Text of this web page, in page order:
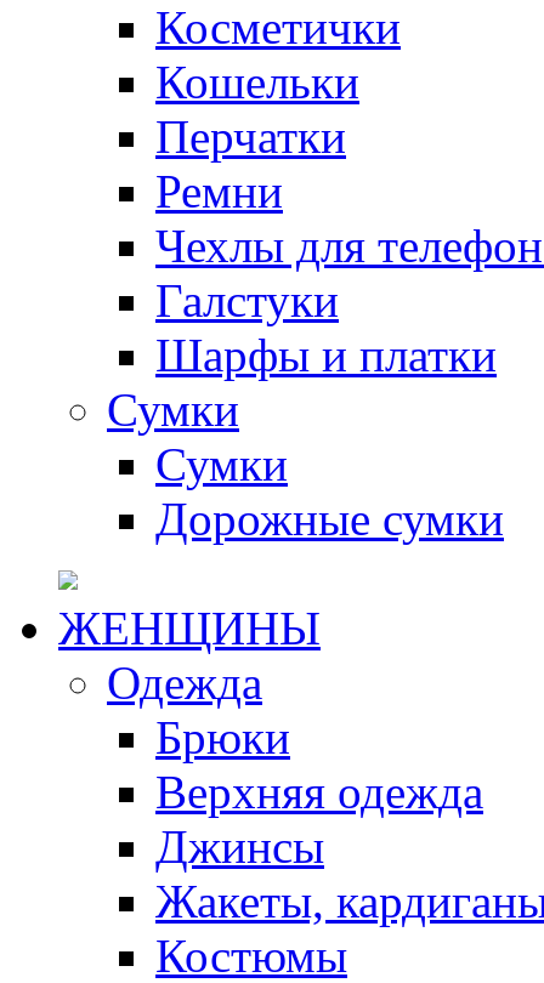
Косметички
Кошельки
Перчатки
Ремни
Чехлы для
Галстуки
Шарфы и платки
Сумки
Сумки
Дорожные сумки
ЖЕНЩИНЫ
Одежда
Брюки
Верхняя одежда
Джинсы
Жакеты,
Костюмы